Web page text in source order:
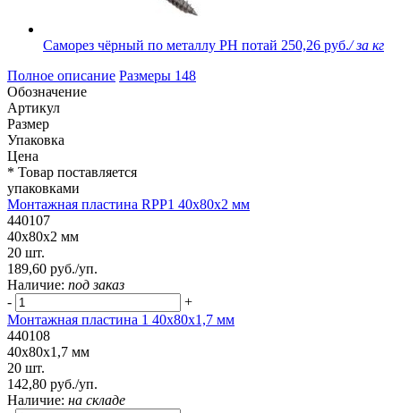
Саморез чёрный по металлу PH потай 250,26 руб./ за кг
Полное описание Размеры 148
Обозначение
Артикул
Размер
Упаковка
Цена
* Товар поставляется
упаковками
Монтажная пластина RPP1 40x80x2 мм
440107
40x80x2 мм
20 шт.
189,60 руб./уп.
Наличие: под заказ
-
+
Монтажная пластина 1 40x80x1,7 мм
440108
40x80x1,7 мм
20 шт.
142,80 руб./уп.
Наличие: на складе